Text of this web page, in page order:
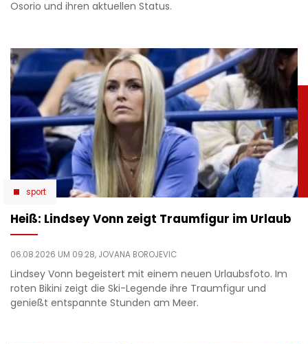
Osorio und ihren aktuellen Status.
sport
Heiß: Lindsey Vonn zeigt Traumfigur im Urlaub
06.08.2026 UM 09:28, JOVANA BOROJEVIC
Lindsey Vonn begeistert mit einem neuen Urlaubsfoto. Im
roten Bikini zeigt die Ski-Legende ihre Traumfigur und
genießt entspannte Stunden am Meer.